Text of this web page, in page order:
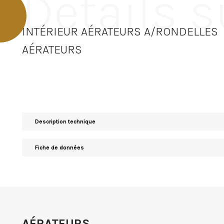
Détails
INTÉRIEUR AÉRATEURS A/RONDELLES
AÉRATEURS
Description technique
Fiche de données